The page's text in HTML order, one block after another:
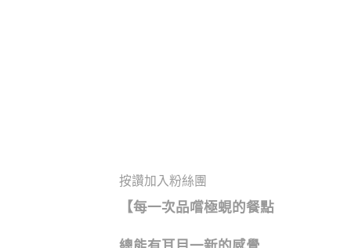
按讚加入粉絲團
【每一次品嚐極蜆的餐點